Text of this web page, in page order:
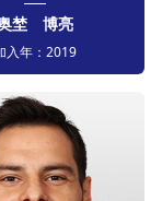
埜 博亮
入年： 2019